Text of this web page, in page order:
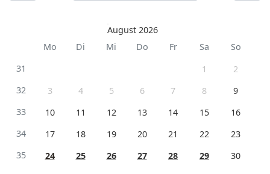
August 2026
Mo
Di Mi Do Fr Sa
So
31
1
2
32
3 4 5 6 7 8
9
33
10 11 12 13 14 15
16
34
17 18 19 20 21 22
23
35
24 25 26 27 28 29
30